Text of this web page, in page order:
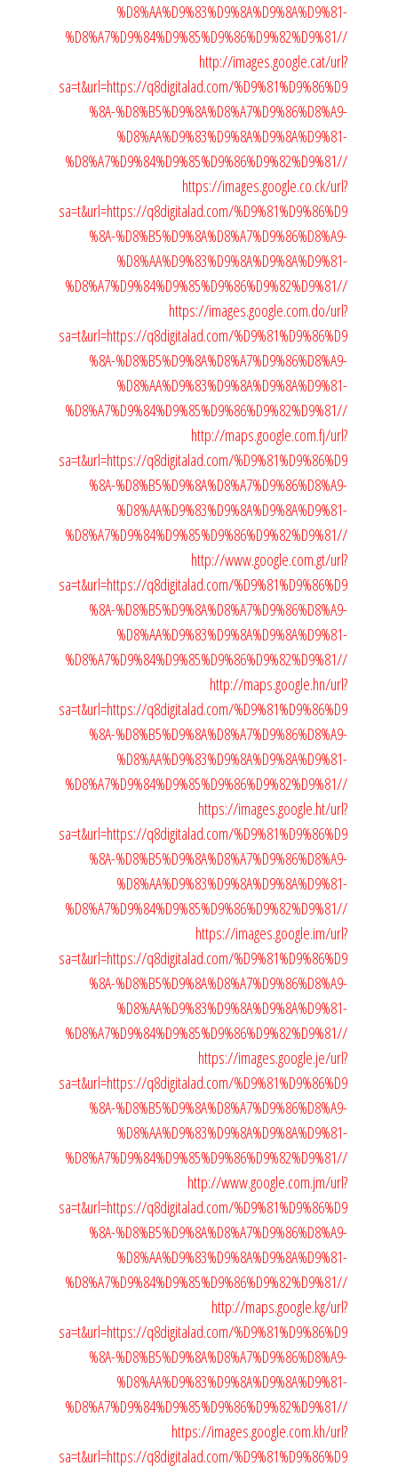
%D8%AA%D9%83%D9%8A%D9%8A%D9%81-
%D8%A7%D9%84%D9%85%D9%86%D9%82%D9%81//
http://images.google.cat/url?
sa=t&url=https://q8digitalad.com/%D9%81%D9%86%D9
%8A-%D8%B5%D9%8A%D8%A7%D9%86%D8%A9-
%D8%AA%D9%83%D9%8A%D9%8A%D9%81-
%D8%A7%D9%84%D9%85%D9%86%D9%82%D9%81//
https://images.google.co.ck/url?
sa=t&url=https://q8digitalad.com/%D9%81%D9%86%D9
%8A-%D8%B5%D9%8A%D8%A7%D9%86%D8%A9-
%D8%AA%D9%83%D9%8A%D9%8A%D9%81-
%D8%A7%D9%84%D9%85%D9%86%D9%82%D9%81//
https://images.google.com.do/url?
sa=t&url=https://q8digitalad.com/%D9%81%D9%86%D9
%8A-%D8%B5%D9%8A%D8%A7%D9%86%D8%A9-
%D8%AA%D9%83%D9%8A%D9%8A%D9%81-
%D8%A7%D9%84%D9%85%D9%86%D9%82%D9%81//
http://maps.google.com.fj/url?
sa=t&url=https://q8digitalad.com/%D9%81%D9%86%D9
%8A-%D8%B5%D9%8A%D8%A7%D9%86%D8%A9-
%D8%AA%D9%83%D9%8A%D9%8A%D9%81-
%D8%A7%D9%84%D9%85%D9%86%D9%82%D9%81//
http://www.google.com.gt/url?
sa=t&url=https://q8digitalad.com/%D9%81%D9%86%D9
%8A-%D8%B5%D9%8A%D8%A7%D9%86%D8%A9-
%D8%AA%D9%83%D9%8A%D9%8A%D9%81-
%D8%A7%D9%84%D9%85%D9%86%D9%82%D9%81//
http://maps.google.hn/url?
sa=t&url=https://q8digitalad.com/%D9%81%D9%86%D9
%8A-%D8%B5%D9%8A%D8%A7%D9%86%D8%A9-
%D8%AA%D9%83%D9%8A%D9%8A%D9%81-
%D8%A7%D9%84%D9%85%D9%86%D9%82%D9%81//
https://images.google.ht/url?
sa=t&url=https://q8digitalad.com/%D9%81%D9%86%D9
%8A-%D8%B5%D9%8A%D8%A7%D9%86%D8%A9-
%D8%AA%D9%83%D9%8A%D9%8A%D9%81-
%D8%A7%D9%84%D9%85%D9%86%D9%82%D9%81//
https://images.google.im/url?
sa=t&url=https://q8digitalad.com/%D9%81%D9%86%D9
%8A-%D8%B5%D9%8A%D8%A7%D9%86%D8%A9-
%D8%AA%D9%83%D9%8A%D9%8A%D9%81-
%D8%A7%D9%84%D9%85%D9%86%D9%82%D9%81//
https://images.google.je/url?
sa=t&url=https://q8digitalad.com/%D9%81%D9%86%D9
%8A-%D8%B5%D9%8A%D8%A7%D9%86%D8%A9-
%D8%AA%D9%83%D9%8A%D9%8A%D9%81-
%D8%A7%D9%84%D9%85%D9%86%D9%82%D9%81//
http://www.google.com.jm/url?
sa=t&url=https://q8digitalad.com/%D9%81%D9%86%D9
%8A-%D8%B5%D9%8A%D8%A7%D9%86%D8%A9-
%D8%AA%D9%83%D9%8A%D9%8A%D9%81-
%D8%A7%D9%84%D9%85%D9%86%D9%82%D9%81//
http://maps.google.kg/url?
sa=t&url=https://q8digitalad.com/%D9%81%D9%86%D9
%8A-%D8%B5%D9%8A%D8%A7%D9%86%D8%A9-
%D8%AA%D9%83%D9%8A%D9%8A%D9%81-
%D8%A7%D9%84%D9%85%D9%86%D9%82%D9%81//
https://images.google.com.kh/url?
sa=t&url=https://q8digitalad.com/%D9%81%D9%86%D9